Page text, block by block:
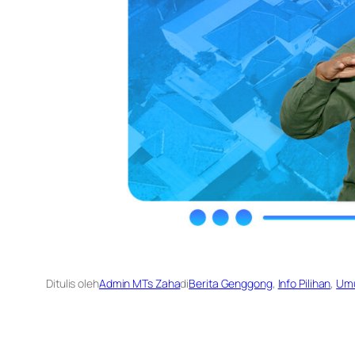
Ditulis olehAdmin MTs ZahadiBerita Genggong, Info Pilihan,